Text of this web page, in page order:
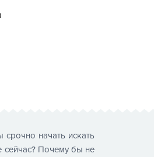
начать искать
сейчас? Почему бы не